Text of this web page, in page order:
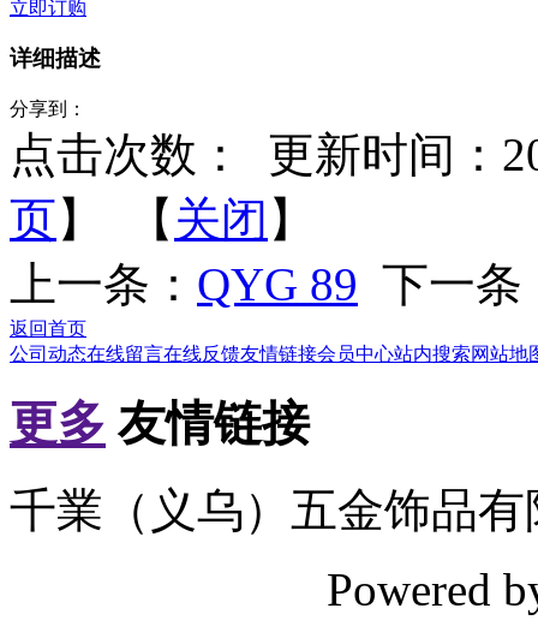
立即订购
详细描述
分享到：
点击次数：
更新时间：
页】 【 关闭 】
上一条： QYG 89 下一条
返回首页
公司动态在线留言在线反馈友情链接会员中心站内搜索网站地
更多 友情链接
千業（义乌）五金饰品
Powered